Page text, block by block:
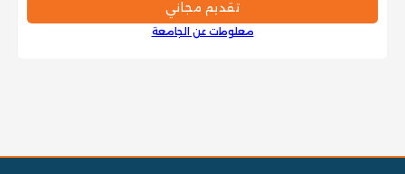
تقديم مجاني
معلومات عن الجامعة